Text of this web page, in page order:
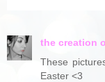
the creation
These
Easter <3